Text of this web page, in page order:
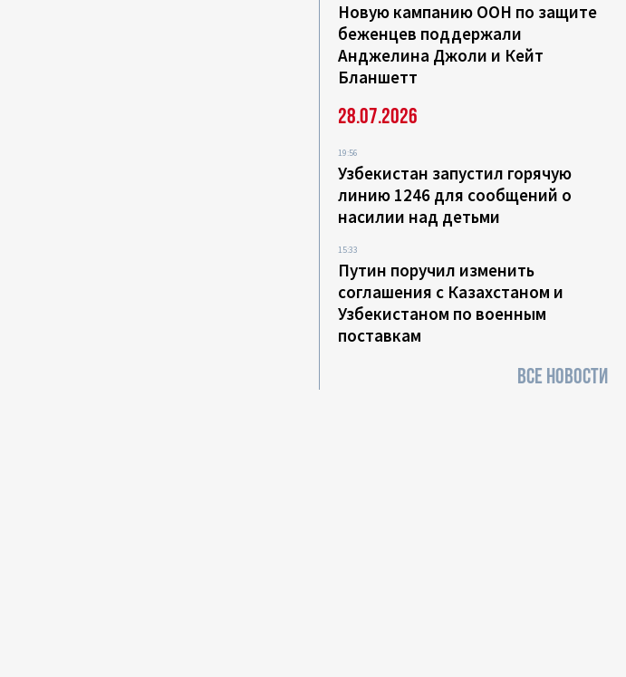
Новую кампанию ООН по защите
беженцев поддержали
Анджелина Джоли и Кейт
Бланшетт
28.07.2026
19:56
Узбекистан запустил горячую
линию 1246 для сообщений о
насилии над детьми
15:33
Путин поручил изменить
соглашения с Казахстаном и
Узбекистаном по военным
поставкам
ВСЕ НОВОСТИ